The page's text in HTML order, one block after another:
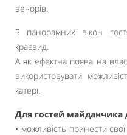
вечорів.
З панорамних вікон
краєвид.
А як ефектна поява на
використовувати
катері.
Для гостей майданчика
• можливість принести